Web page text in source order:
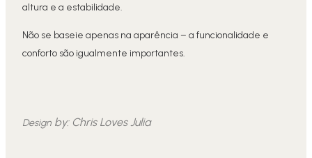
altura e a estabilidade.
Não se baseie apenas na aparência – a funcionalidade e
conforto são igualmente importantes.
Designby:Chris Loves Julia